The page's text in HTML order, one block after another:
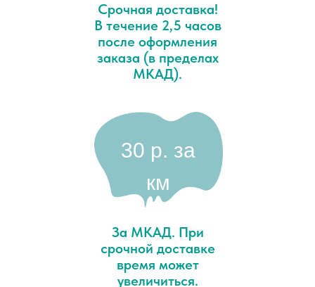
Срочная доставка!
В течение 2,5 часов
после оформления
заказа (в пределах
МКАД).
За МКАД. При
срочной доставке
время может
увеличиться.
30 p. за
км